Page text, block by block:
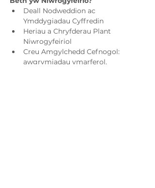
Deall Nodweddion ac
Ymddygiadau Cyffredin
Heriau a Chryfderau Plant
Niwrogyfeiriol
Creu Amgylchedd Cefnogol:
awgrymiadau ymarferol,